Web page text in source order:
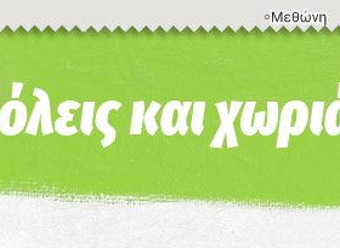
και